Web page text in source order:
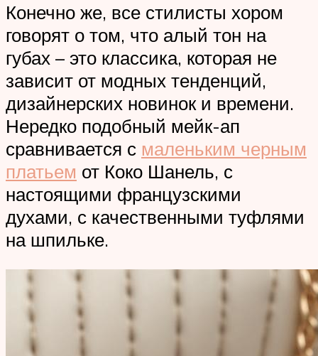
Конечно же, все стилисты хором
говорят о том, что алый тон на
губах – это классика, которая не
зависит от модных тенденций,
дизайнерских новинок и времени.
Нередко подобный мейк-ап
сравнивается с маленьким черным
платьем от Коко Шанель, с
настоящими французскими
духами, с качественными туфлями
на шпильке.